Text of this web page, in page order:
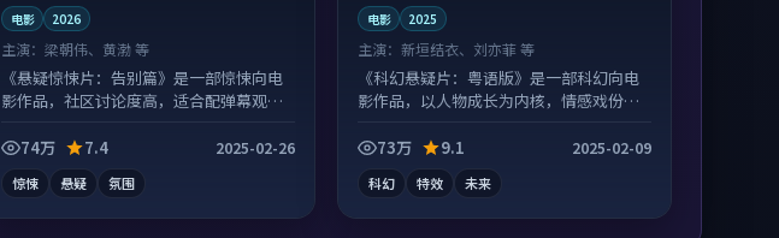
电影 2026
主演：梁朝伟、黄渤 等
《悬疑惊悚片：告别篇》是一部惊悚向电
影作品，社区讨论度高，适合配弹幕观
74万
7.4 2025-02-26
惊悚 悬疑 氛围
电影 2025
主演：新垣结衣、刘亦菲 等
《科幻悬疑片：粤语版》是一部科幻向电
影作品，以人物成长为内核，情感戏份扎
73万
9.1 2025-02-09
科幻 特效 未来